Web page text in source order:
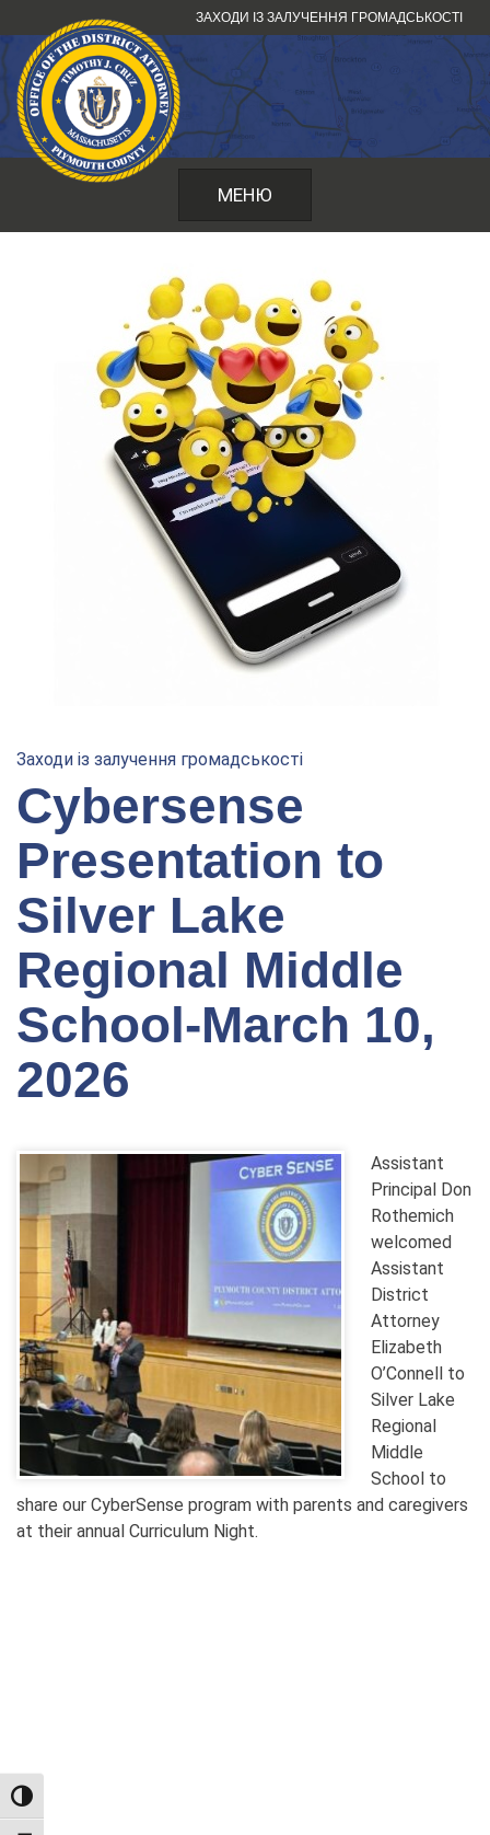
TOGGLE HIGH CONTRAST
до
змісту
ЗАХОДИ ІЗ ЗАЛУЧЕННЯ ГРОМАДСЬКОСТІ
МЕНЮ
Заходи із залучення громадськості
Cybersense
Presentation to
Silver Lake
Regional Middle
School-March 10,
2026
Assistant
Principal Don
Rothemich
welcomed
Assistant
District
Attorney
Elizabeth
O’Connell to
Silver Lake
Regional
Middle
School to
share our CyberSense program with parents and caregivers
at their annual Curriculum Night.